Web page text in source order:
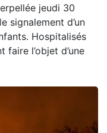
jeudi 30
signalement d’un
Hospitalisés
l’objet d’une